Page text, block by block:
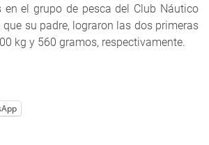
en el grupo de pesca del Club Náutico
su padre, lograron las dos primeras
kg y 560 gramos, respectivamente.